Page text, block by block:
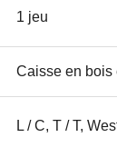
1 jeu
Caisse en bois
L / C, T / T,